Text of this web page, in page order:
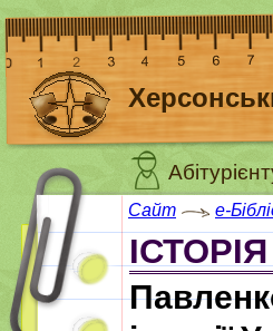
Сайт e-